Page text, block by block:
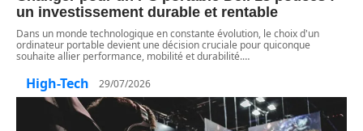
un investissement durable et rentable
Dans un monde technologique en constante évolution, le choix d'un
ordinateur portable devient une décision cruciale pour quiconque
souhaite allier performance, mobilité et durabilité.…
High-Tech 29/07/2026